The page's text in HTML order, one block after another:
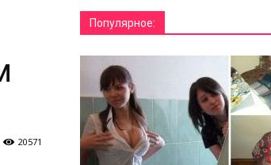
20571
Популярное: